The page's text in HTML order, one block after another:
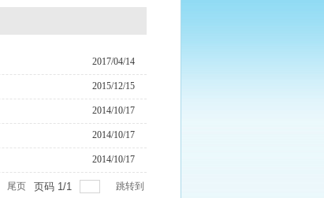
2017/04/14
2015/12/15
2014/10/17
2014/10/17
2014/10/17
尾页 页码 1/1 跳转到